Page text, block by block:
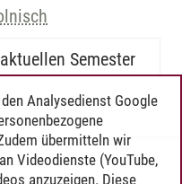
Semester
Analysedienst Google
übermitteln wir
Videodienste (YouTube,
anzuzeigen. Diese